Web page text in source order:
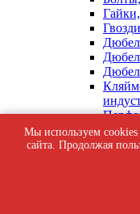
Гвозди
Мы используем cookies
сайта. Продолжая